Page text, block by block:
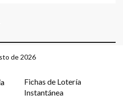
de 2026
Fichas de Lotería
Instantánea